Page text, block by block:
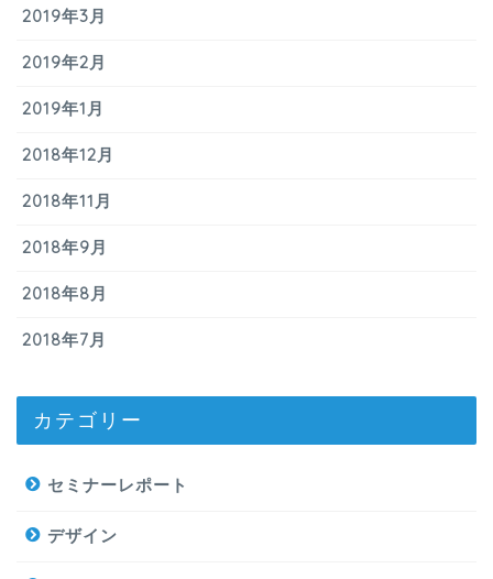
2019年3月
2019年2月
2019年1月
2018年12月
2018年11月
2018年9月
2018年8月
2018年7月
カテゴリー
セミナーレポート
デザイン